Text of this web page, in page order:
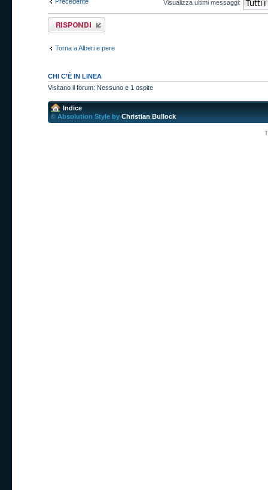
Visualizza ultimi messaggi:
Rispondi al
messaggio
Torna a Alberi e pere
CHI C’È IN LINEA
Visitano il forum: Nessuno e 1 ospite
Indice
© Absolution Style by Christian Bullock